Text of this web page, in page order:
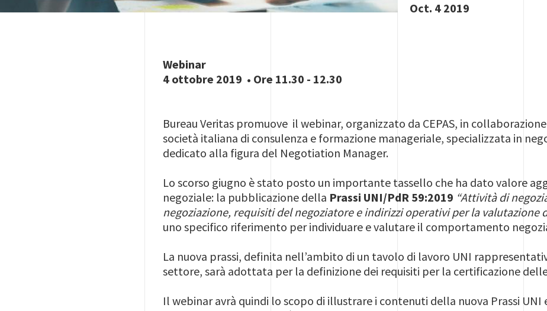
Oct. 4 2019
Webinar
4 ottobre 2019 • Ore 11.30 - 12.30
Bureau Veritas promuove il webinar, organizzato da CEPAS, in
società italiana di consulenza e formazione manageriale, specializzata in
dedicato alla figura del Negotiation Manager.
Lo scorso giugno è stato posto un importante tassello che ha dato valore
negoziale: la pubblicazione della Prassi UNI/PdR 59:2019 “Attività di
negoziazione, requisiti del negoziatore e indirizzi operativi per la valutazione
uno specifico riferimento per individuare e valutare il comportamento
La nuova prassi, definita nell’ambito di un tavolo di lavoro UNI
settore, sarà adottata per la definizione dei requisiti per la certificazione
Il webinar avrà quindi lo scopo di illustrare i contenuti della nuova Prassi UNI